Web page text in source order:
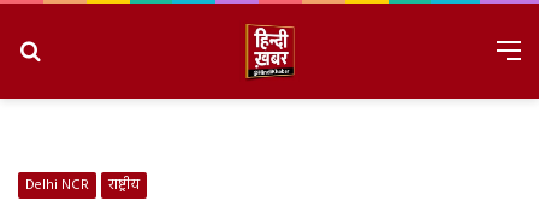
Delhi NCR राष्ट्रीय